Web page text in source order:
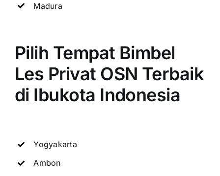
Madura
Pilih Tempat Bimbel
Les Privat OSN Terbaik
di Ibukota Indonesia
Yogyakarta
Ambon